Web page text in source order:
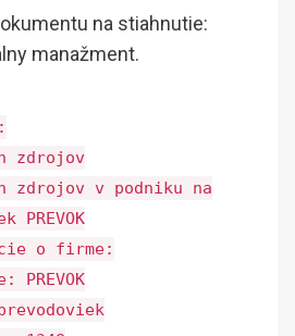
na stiahnutie:
manažment.
zdrojov
zdrojov v podniku na
PREVOK
o firme:
PREVOK